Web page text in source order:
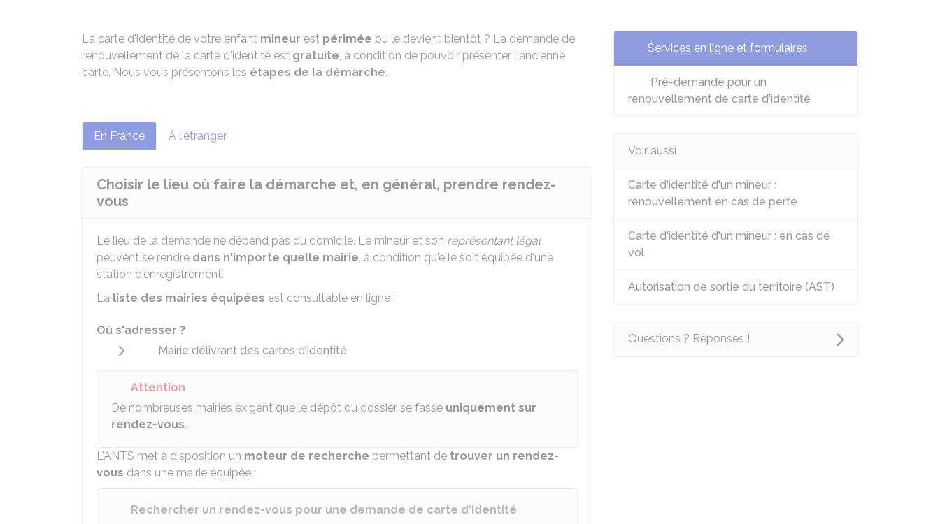
La carte d'identité de votre enfant mineur est périmée ou le devient bientôt ? La demande de
renouvellement de la carte d'identité est gratuite, à condition de pouvoir présenter l'ancienne
carte. Nous vous présentons les étapes de la démarche.
En France À l'étranger
Choisir le lieu où faire la démarche et, en général, prendre rendez-
vous
Le lieu de la demande ne dépend pas du domicile. Le mineur et son représentant légal
peuvent se rendre dans n'importe quelle mairie, à condition qu'elle soit équipée d'une
station d'enregistrement.
La liste des mairies équipées est consultable en ligne :
Où s'adresser ?
Mairie délivrant des cartes d'identité
Attention
De nombreuses mairies exigent que le dépôt du dossier se fasse uniquement sur
rendez-vous.
L'ANTS met à disposition un moteur de recherche permettant de trouver un rendez-
vous dans une mairie équipée :
Rechercher un rendez-vous pour une demande de carte d'identité
Services en ligne et formulaires
Pré-demande pour un
renouvellement de carte d'identité
Voir aussi
Carte d'identité d'un mineur :
renouvellement en cas de perte
Carte d'identité d'un mineur : en cas de
vol
Autorisation de sortie du territoire (AST)
Questions ? Réponses !